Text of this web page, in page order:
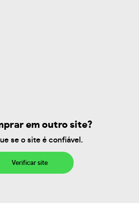
em outro site?
se o site é confiável.
Verificar site